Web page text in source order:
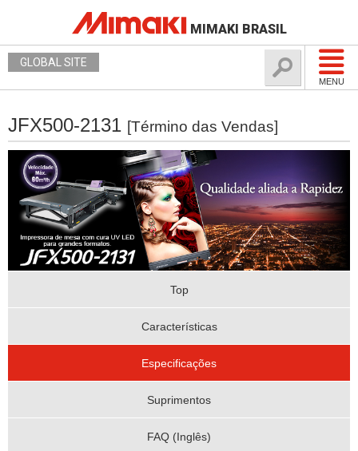
MIMAKI BRASIL
MENU
GLOBAL SITE
JFX500-2131 [Término das Vendas]
Top
Características
Especificações
Suprimentos
FAQ (Inglês)